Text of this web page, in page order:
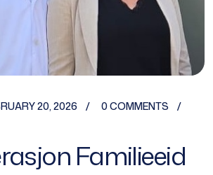
20, 2026
0 COMMENTS
Familieeid